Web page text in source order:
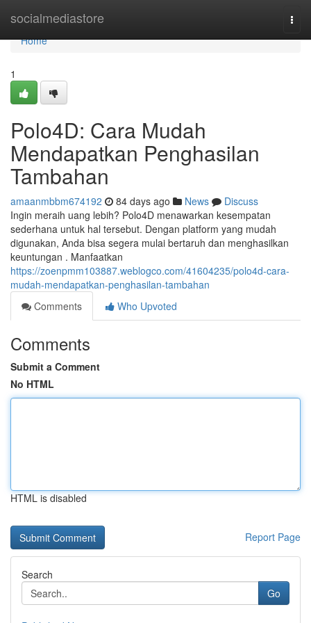
socialmediastore
Home
Home
1
Polo4D: Cara Mudah
Mendapatkan Penghasilan
Tambahan
amaanmbbm674192 84 days ago News
Discuss
Ingin meraih uang lebih? Polo4D menawarkan kesempatan
sederhana untuk hal tersebut. Dengan platform yang mudah
digunakan, Anda bisa segera mulai bertaruh dan menghasilkan
keuntungan . Manfaatkan
https://zoenpmm103887.weblogco.com/41604235/polo4d-cara-
mudah-mendapatkan-penghasilan-tambahan
Comments
Who Upvoted
Comments
Submit a Comment
No HTML
HTML is disabled
Report Page
Search
Go